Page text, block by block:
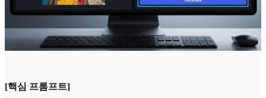
[핵심 프롬프트]